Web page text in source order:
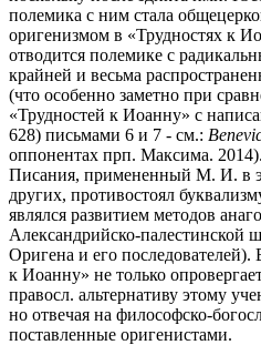
полемика с ним стала
оригенизмом в «Трудностях к
отводится полемике с
крайней и весьма
(что особенно заметно при
«Трудностей к Иоанну» с
628) письмами 6 и 7 - см.:
оппонентах прп. Максима.
Писания, примененный М. И. в
других, противостоял
являлся развитием методов
Александрийско-палестинской
Оригена и его
к Иоанну» не только
правосл. альтернативу этому
но отвечая на философско-
поставленные оригенистами.